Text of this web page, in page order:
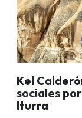
Kel
sociales
Iturra